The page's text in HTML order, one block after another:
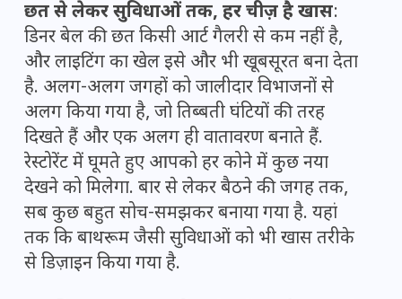
छत से लेकर सुविधाओं तक, हर चीज़ है खास:
डिनर बेल की छत किसी आर्ट गैलरी से कम नहीं है,
और लाइटिंग का खेल इसे और भी खूबसूरत बना देता
है. अलग-अलग जगहों को जालीदार विभाजनों से
अलग किया गया है, जो तिब्बती घंटियों की तरह
दिखते हैं और एक अलग ही वातावरण बनाते हैं.
रेस्टोरेंट में घूमते हुए आपको हर कोने में कुछ नया
देखने को मिलेगा. बार से लेकर बैठने की जगह तक,
सब कुछ बहुत सोच-समझकर बनाया गया है. यहां
तक कि बाथरूम जैसी सुविधाओं को भी खास तरीके
से डिज़ाइन किया गया है.